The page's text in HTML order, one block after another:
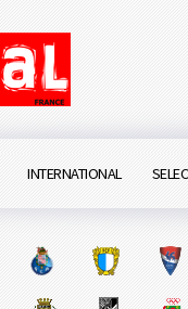
INTERNATIONAL